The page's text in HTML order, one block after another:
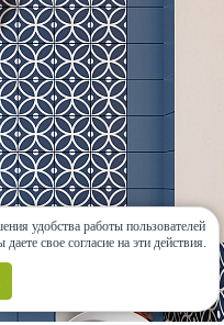
удобства работы пользователей
свое согласие на эти действия.